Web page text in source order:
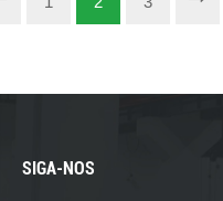
SIGA-NOS